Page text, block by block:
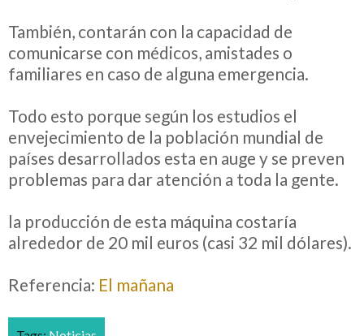
También, contarán con la capacidad de
comunicarse con médicos, amistades o
familiares en caso de alguna emergencia.
Todo esto porque según los estudios el
envejecimiento de la población mundial de
países desarrollados esta en auge y se preven
problemas para dar atención a toda la gente.
la producción de esta máquina costaría
alrededor de 20 mil euros (casi 32 mil dólares).
Referencia: El mañana